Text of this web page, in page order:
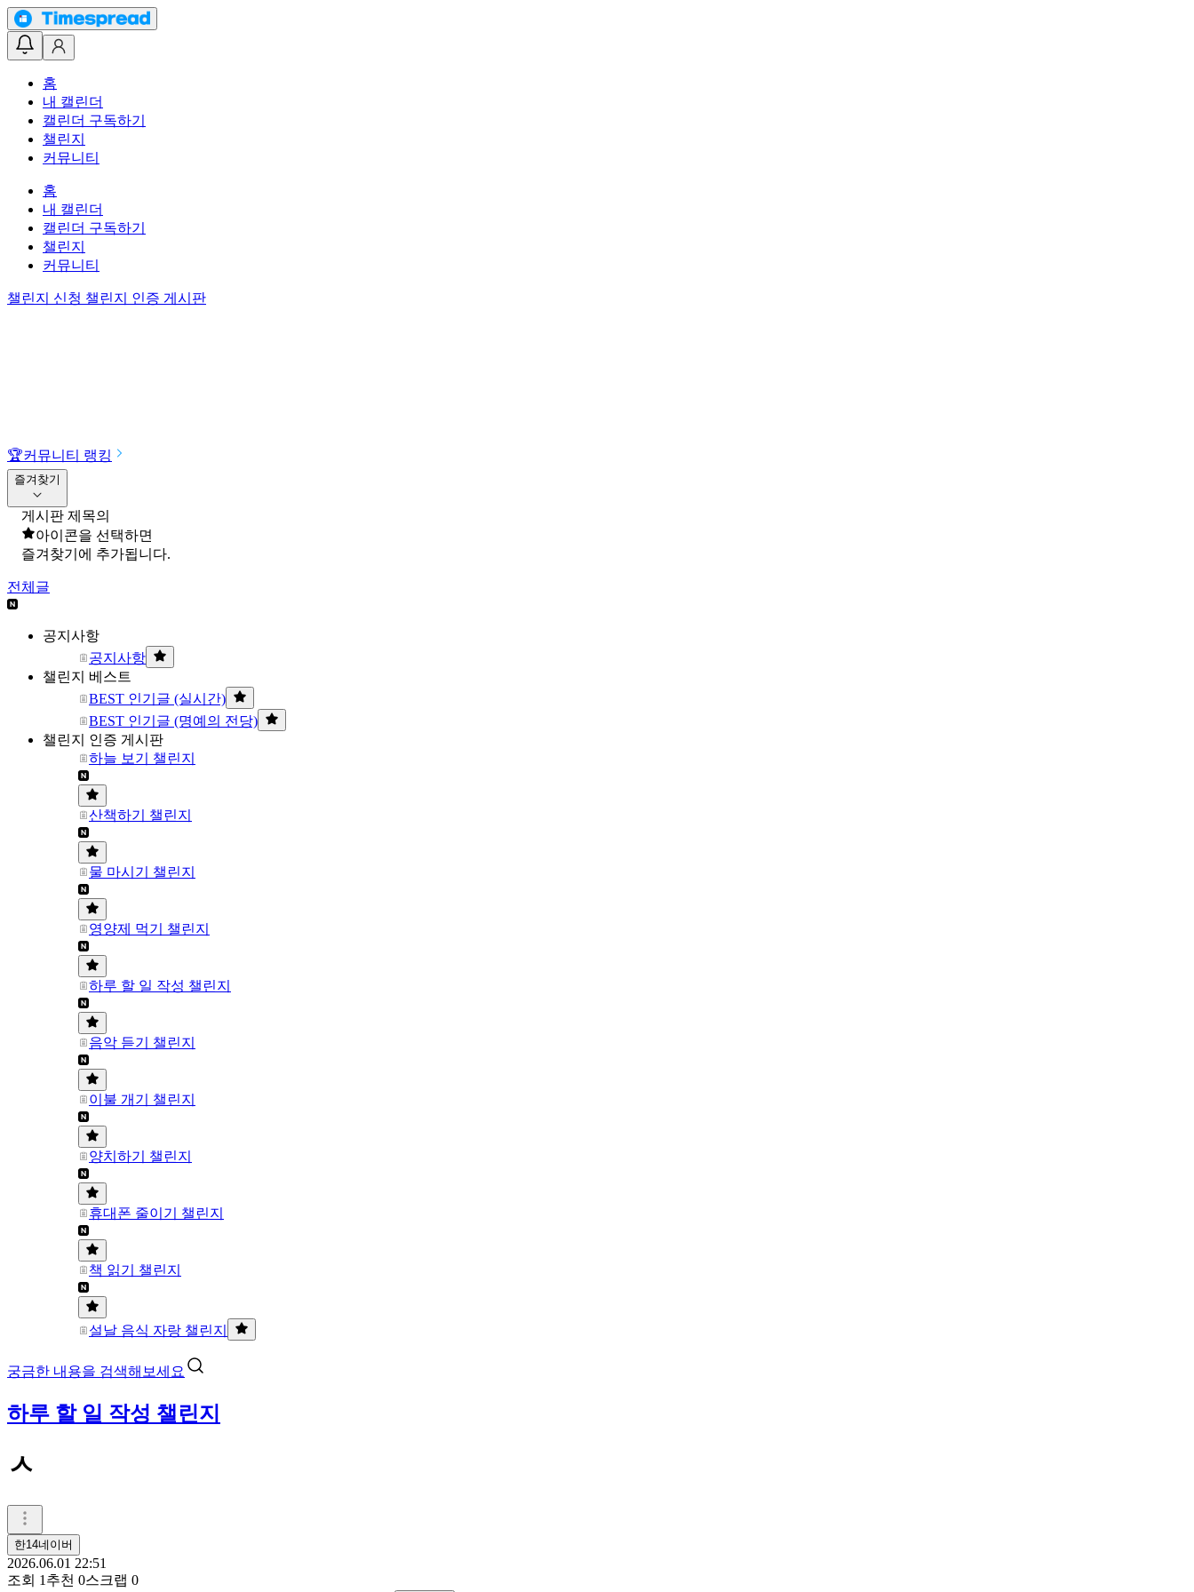
홈
내 캘린더
캘린더 구독하기
챌린지
커뮤니티
홈
내 캘린더
캘린더 구독하기
챌린지
커뮤니티
챌린지 신청 챌린지 인증 게시판
🏆커뮤니티 랭킹
즐겨찾기
게시판 제목의
아이콘을 선택하면
즐겨찾기에 추가됩니다.
전체글
공지사항
공지사항
챌린지 베스트
BEST 인기글 (실시간)
BEST 인기글 (명예의 전당)
챌린지 인증 게시판
하늘 보기 챌린지
산책하기 챌린지
물 마시기 챌린지
영양제 먹기 챌린지
하루 할 일 작성 챌린지
음악 듣기 챌린지
이불 개기 챌린지
양치하기 챌린지
휴대폰 줄이기 챌린지
책 읽기 챌린지
설날 음식 자랑 챌린지
궁금한 내용을 검색해보세요
하루 할 일 작성 챌린지
ㅅ
한14네이버
2026.06.01 22:51
조회 1 추천 0스크랩 0